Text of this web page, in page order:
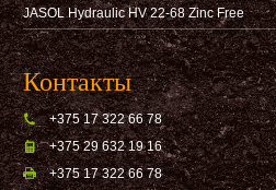
JASOL Hydraulic HV 22-68 Zinc Free
Контакты
+375 17 322 66 78
+375 29 632 19 16
+375 17 322 66 78